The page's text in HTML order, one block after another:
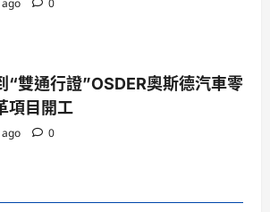
“雙通行證”OSDER奧斯德汽車零
項目開工
0